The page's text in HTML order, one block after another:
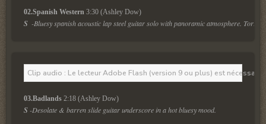
02.Spanish Western 3:30 (Ashley Dow)
S -Bluesy spanish acoustic lap steel guitar solo with panoramic atmosphere.
Clip audio : Le lecteur Adobe Flash (version 9 ou plus) est
03.Badlands 2:18 (Ashley Dow)
S -Desolate & barren slide guitar underscore in a hot bluesy mood.